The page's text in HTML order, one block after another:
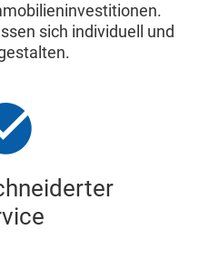
sich individuell und